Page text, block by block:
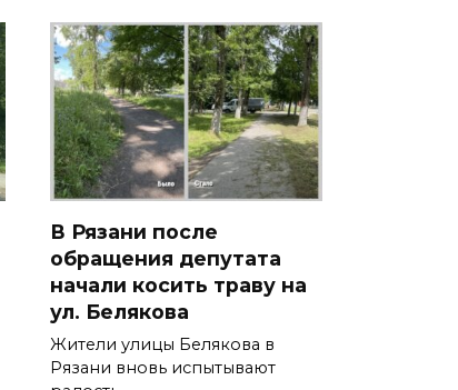
В Рязани после
обращения депутата
начали косить траву на
ул. Белякова
Жители улицы Белякова в
Рязани вновь испытывают